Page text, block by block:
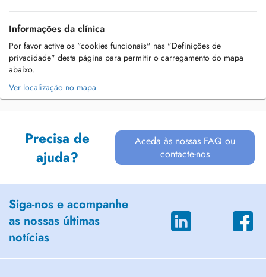
Informações da clínica
Por favor active os "cookies funcionais" nas "Definições de
privacidade" desta página para permitir o carregamento do mapa
abaixo.
Ver localização no mapa
Precisa de
ajuda?
Aceda às nossas FAQ ou
contacte-nos
Siga-nos e acompanhe
as nossas últimas
notícias